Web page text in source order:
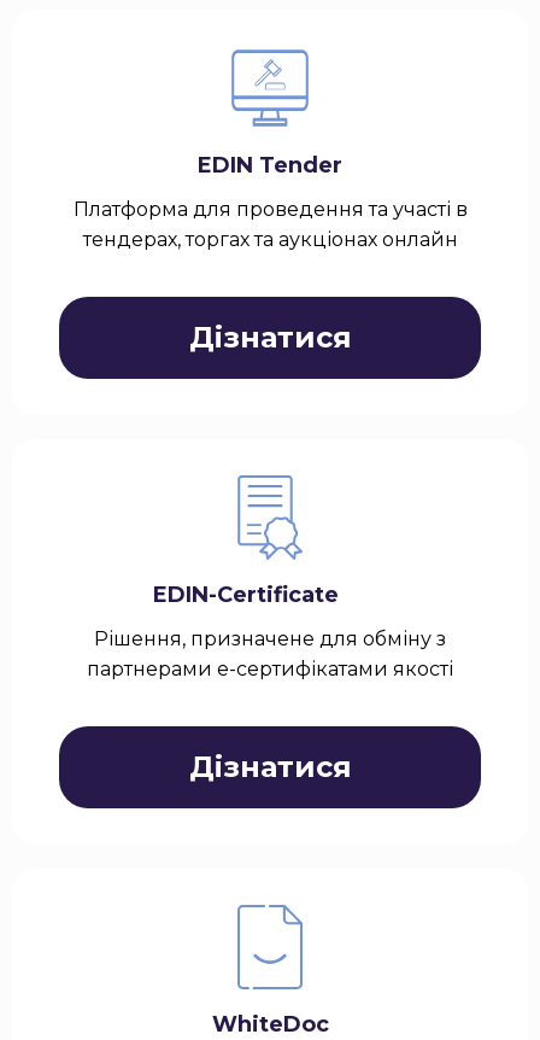
EDIN Tender
Платформа для проведення та участі в
тендерах, торгах та аукціонах онлайн
Дізнатися
EDIN-Certificate
Рішення, призначене для обміну з
партнерами е-сертифікатами якості
Дізнатися
WhiteDoc